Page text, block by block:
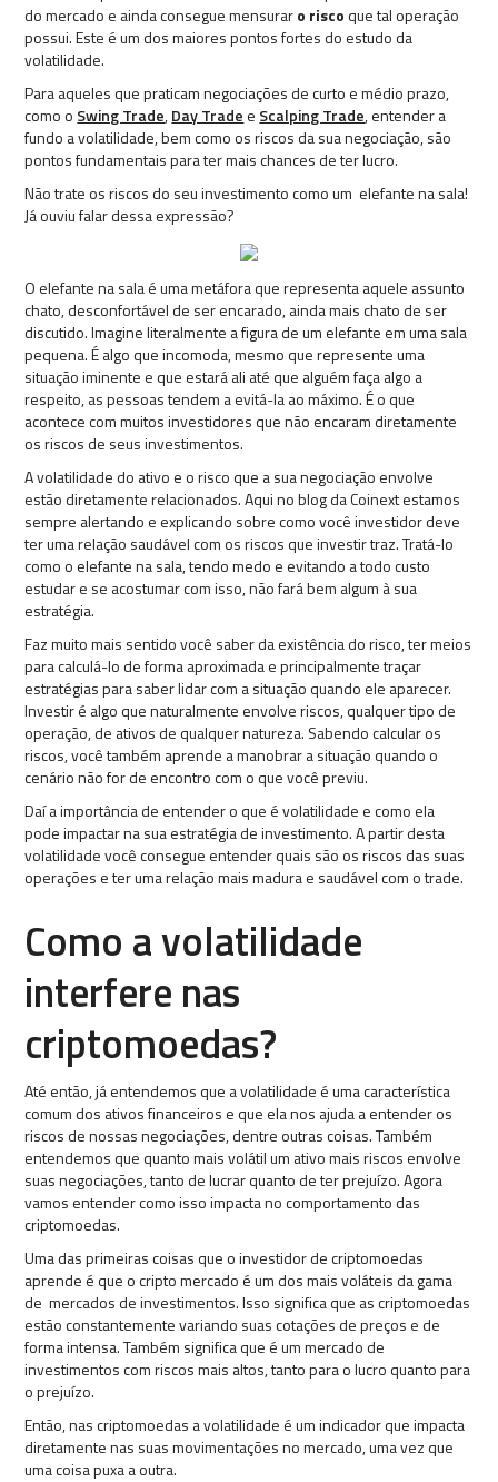
do mercado e ainda consegue mensuraro riscoque tal operação
possui. Este é um dos maiores pontos fortes do estudo da
volatilidade.
Para aqueles que praticam negociações de curto e médio prazo,
como o Swing Trade,Day Trade e Scalping Trade, entender a
fundo a volatilidade, bem como os riscos da sua negociação, são
pontos fundamentais para ter mais chances de ter lucro.
Não trate os riscos do seu investimento como um elefante na sala!
Já ouviu falar dessa expressão?
O elefante na sala é uma metáfora que representa aquele assunto
chato, desconfortável de ser encarado, ainda mais chato de ser
discutido. Imagine literalmente a figura de um elefante em uma sala
pequena. É algo que incomoda, mesmo que represente uma
situação iminente e que estará ali até que alguém faça algo a
respeito, as pessoas tendem a evitá-la ao máximo. É o que
acontece com muitos investidores que não encaram diretamente
os riscos de seus investimentos.
A volatilidade do ativo e o risco que a sua negociação envolve
estão diretamente relacionados. Aqui no blog da Coinext estamos
sempre alertando e explicando sobre como você investidor deve
ter uma relação saudável com os riscos que investir traz. Tratá-lo
como o elefante na sala, tendo medo e evitando a todo custo
estudar e se acostumar com isso, não fará bem algum à sua
estratégia.
Faz muito mais sentido você saber da existência do risco, ter meios
para calculá-lo de forma aproximada e principalmente traçar
estratégias para saber lidar com a situação quando ele aparecer.
Investir é algo que naturalmente envolve riscos, qualquer tipo de
operação, de ativos de qualquer natureza. Sabendo calcular os
riscos, você também aprende a manobrar a situação quando o
cenário não for de encontro com o que você previu.
Daí a importância de entender o que é volatilidade e como ela
pode impactar na sua estratégia de investimento. A partir desta
volatilidade você consegue entender quais são os riscos das suas
operações e ter uma relação mais madura e saudável com o trade.
Como a volatilidade
interfere nas
criptomoedas?
Até então, já entendemos que a volatilidade é uma característica
comum dos ativos financeiros e que ela nos ajuda a entender os
riscos de nossas negociações, dentre outras coisas. Também
entendemos que quanto mais volátil um ativo mais riscos envolve
suas negociações, tanto de lucrar quanto de ter prejuízo. Agora
vamos entender como isso impacta no comportamento das
criptomoedas.
Uma das primeiras coisas que o investidor de criptomoedas
aprende é que o cripto mercado é um dos mais voláteis da gama
de mercados de investimentos. Isso significa que as criptomoedas
estão constantemente variando suas cotações de preços e de
forma intensa. Também significa que é um mercado de
investimentos com riscos mais altos, tanto para o lucro quanto para
o prejuízo.
Então, nas criptomoedas a volatilidade é um indicador que impacta
diretamente nas suas movimentações no mercado, uma vez que
uma coisa puxa a outra.